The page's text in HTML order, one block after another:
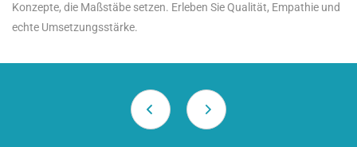
Konzepte, die Maßstäbe setzen. Erleben Sie Qualität, Empathie und
echte Umsetzungsstärke.